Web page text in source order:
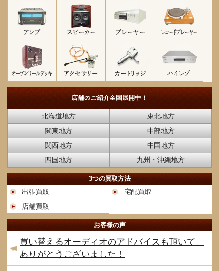
店舗のご紹介全国展開中！
北海道地方
東北地方
関東地方
中部地方
関西地方
中国地方
四国地方
九州・沖縄地方
3つの買取方法
出張買取
宅配買取
店舗買取
お客様の声
買い替えるオーディオのアドバイスも頂いて、
ありがとうございました！